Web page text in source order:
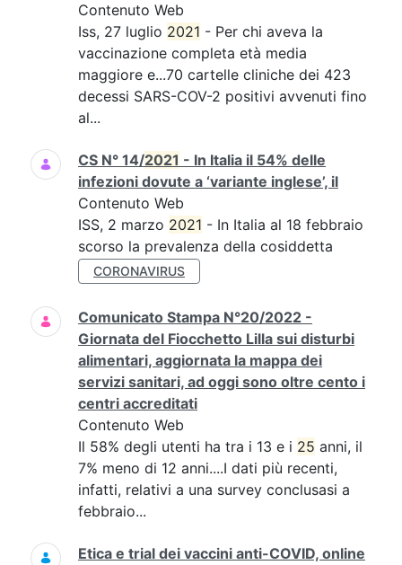
Contenuto Web
Iss, 27 luglio 2021 - Per chi aveva la
vaccinazione completa età media
maggiore e...70 cartelle cliniche dei 423
decessi SARS-COV-2 positivi avvenuti fino
al...
CS N° 14/2021 - In Italia il 54% delle
infezioni dovute a ‘variante inglese’, il
Contenuto Web
ISS, 2 marzo 2021 - In Italia al 18 febbraio
scorso la prevalenza della cosiddetta
CORONAVIRUS
Comunicato Stampa N°20/2022 -
Giornata del Fiocchetto Lilla sui disturbi
alimentari, aggiornata la mappa dei
servizi sanitari, ad oggi sono oltre cento i
centri accreditati
Contenuto Web
Il 58% degli utenti ha tra i 13 e i 25 anni, il
7% meno di 12 anni....I dati più recenti,
infatti, relativi a una survey conclusasi a
febbraio...
Etica e trial dei vaccini anti-COVID, online